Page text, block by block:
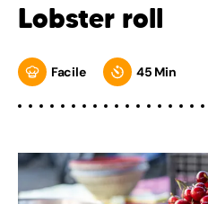
Lobster roll
Facile 45 Min